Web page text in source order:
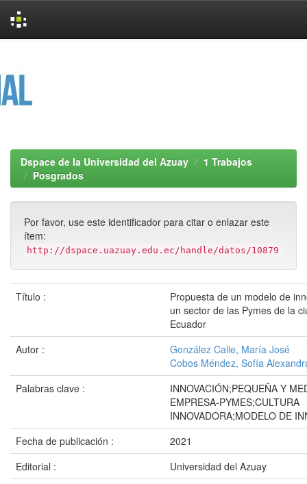
Dspace de la Universidad del Azuay
1 Trabajos
Posgrados
Por favor, use este identificador para citar o enlazar este
ítem:
http://dspace.uazuay.edu.ec/handle/datos/10879
Título :
Propuesta de un modelo de
un sector de las Pymes de la
Ecuador
Autor :
González Calle, María José
Cobos Méndez, Sofía
Palabras clave :
INNOVACIÓN;PEQUEÑA Y
EMPRESA-PYMES;CULTURA
INNOVADORA;MODELO DE
Fecha de publicación :
2021
Editorial :
Universidad del Azuay